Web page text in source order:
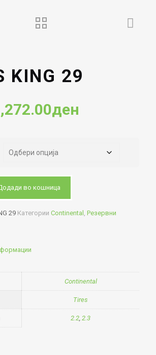
KING 29
1,590.00ден.
ден
во кошница
29 Категории Continental , Резервни
Continental
Tires
2.2, 2.3